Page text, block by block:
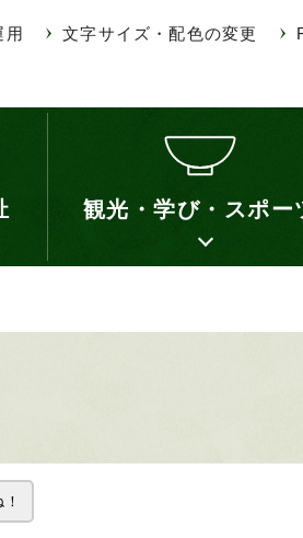
用 文字サイズ・配色の変更
観光・学び・スポー